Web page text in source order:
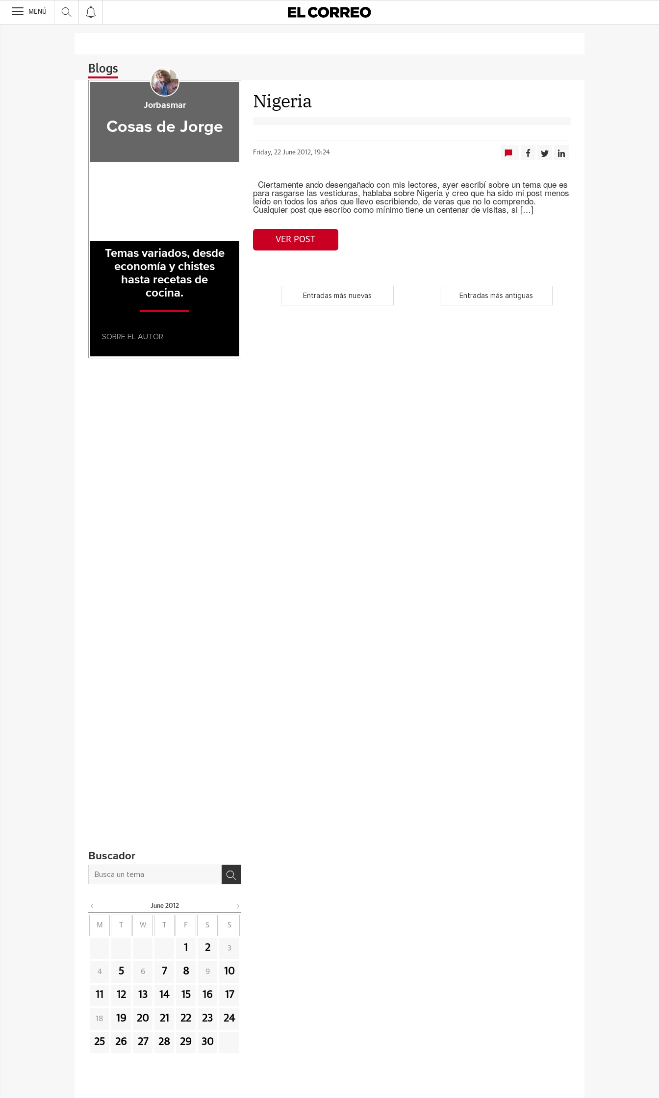
>
MENÚ
Blogs
Nigeria
Friday, 22 June 2012, 19:24
Ciertamente ando desengañado con mis lectores, ayer escribí sobre un tema que es
para rasgarse las vestiduras, hablaba sobre Nigeria y creo que ha sido mi post menos
leído en todos los años que llevo escribiendo, de veras que no lo comprendo.
Cualquier post que escribo como mínimo tiene un centenar de visitas, si […]
VER POST
Entradas más nuevas Entradas más antiguas
Jorbasmar
Cosas de Jorge
Temas variados, desde
economía y chistes
hasta recetas de
cocina.
SOBRE EL AUTOR
Buscador
June 2012
M W F S S
1 2 3
4 5 6 7 8 9 10
11 12 13 14 15 16 17
18 19 20 21 22 23 24
25 26 27 28 29 30